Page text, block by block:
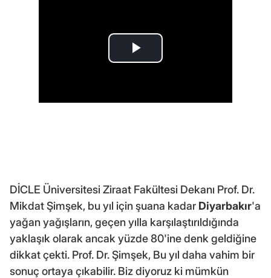
DİCLE Üniversitesi Ziraat Fakültesi Dekanı Prof. Dr.
Mikdat Şimşek, bu yıl için şuana kadar Diyarbakır'a
yağan yağışların, geçen yılla karşılaştırıldığında
yaklaşık olarak ancak yüzde 80'ine denk geldiğine
dikkat çekti. Prof. Dr. Şimşek, Bu yıl daha vahim bir
sonuç ortaya çıkabilir. Biz diyoruz ki mümkün